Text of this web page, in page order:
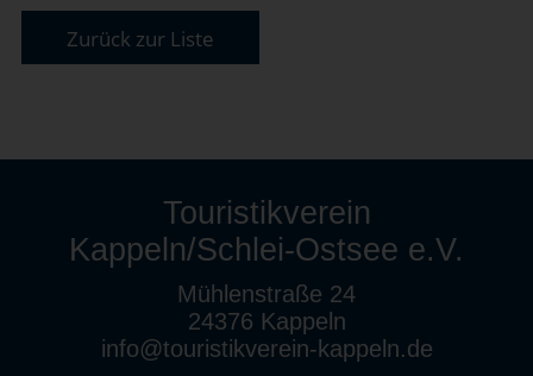
Zurück zur Liste
Touristikverein
Kappeln/Schlei-Ostsee e.V.
Mühlenstraße 24
24376 Kappeln
info@touristikverein-kappeln.de